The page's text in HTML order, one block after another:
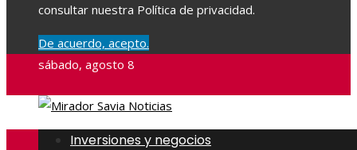
consultar nuestra Política de privacidad.
De acuerdo, acepto.
sábado, agosto 8
Inversiones y negocios